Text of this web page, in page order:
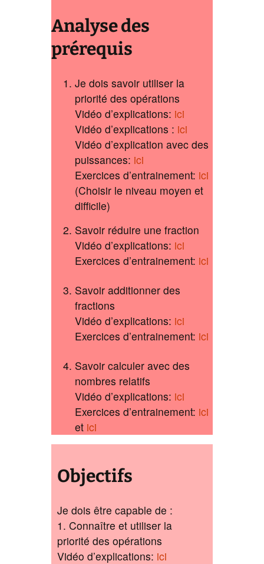
Analyse des
prérequis
Je dois savoir utiliser la
priorité des opérations
Vidéo d’explications: ici
Vidéo d’explications : ici
Vidéo d’explication avec des
puissances: ici
Exercices d’entrainement: ici
(Choisir le niveau moyen et
difficile)
Savoir réduire une fraction
Vidéo d’explications: ici
Exercices d’entrainement: ici
Savoir additionner des
fractions
Vidéo d’explications: ici
Exercices d’entrainement: ici
Savoir calculer avec des
nombres relatifs
Vidéo d’explications: ici
Exercices d’entrainement: ici
et ici
Objectifs
Je dois être capable de :
1. Connaître et utiliser la
priorité des opérations
Vidéo d’explications: ici